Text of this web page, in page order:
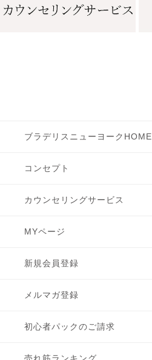
ブラデリスニューヨークHOME
コンセプト
カウンセリングサービス
MYページ
新規会員登録
メルマガ登録
初心者パックのご請求
売れ筋ランキング